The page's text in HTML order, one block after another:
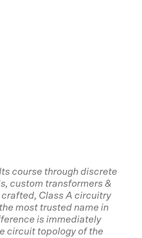
course through discrete
custom transformers &
Class A circuitry
most trusted name in
is immediately
circuit topology of the